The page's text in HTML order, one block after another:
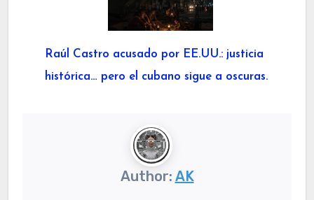
Raúl Castro acusado por EE.UU.: justicia
histórica… pero el cubano sigue a oscuras.
Author: AK